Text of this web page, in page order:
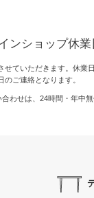
ンショップ休業
せていただきます。休業
のご連絡となります。
わせは、 24時間・年中無